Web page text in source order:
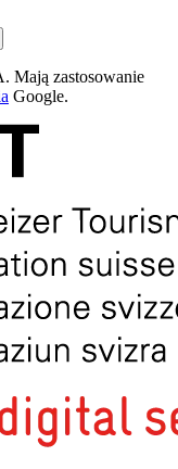
Mają zastosowanie
Google.